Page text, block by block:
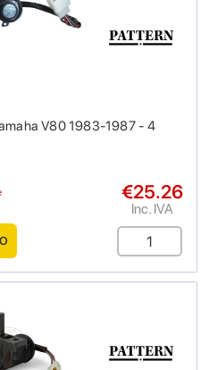
V80 1983-1987 - 4
€25.26
Inc. IVA